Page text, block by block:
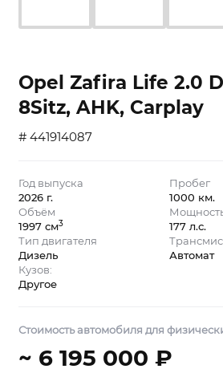
Opel Zafira Life 2.0
8Sitz, AHK, Carplay
# 441914087
Год выпуска
2026 г.
Пробег
1000 км.
Объём
1997 см3
177 л.с.
Тип двигателя
Дизель
Автомат
Кузов:
Другое
Стоимость автомобиля для
~ 6 195 000 ₽